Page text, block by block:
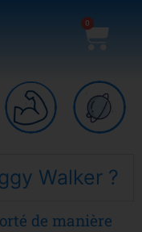
0
Walker ?
de manière